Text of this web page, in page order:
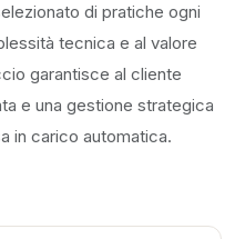
di pratiche ogni
tecnica e al valore
garantisce al cliente
e una gestione strategica
in carico automatica.